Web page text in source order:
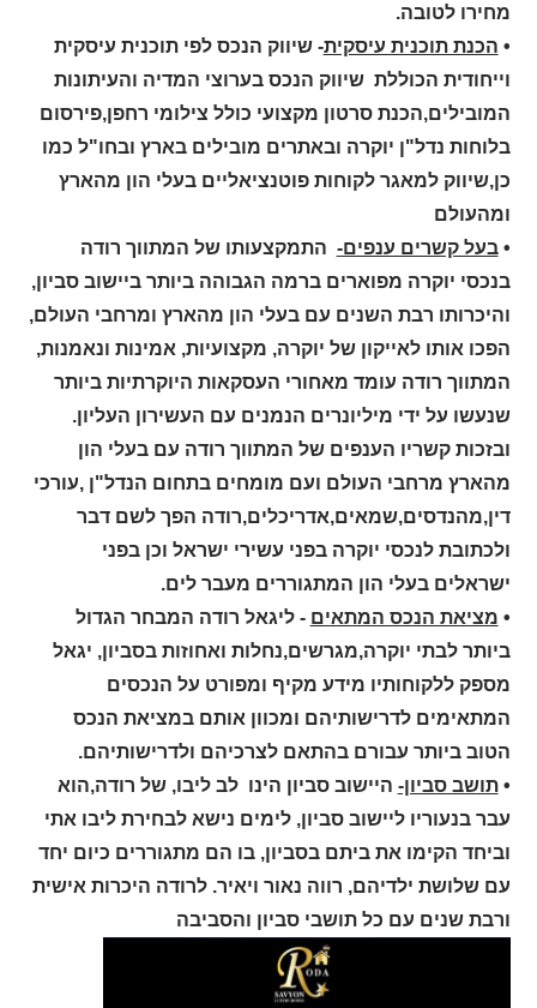
מחירו לטובה.
• הכנת תוכנית עיסקית- שיווק הנכס לפי תוכנית עיסקית
וייחודית הכוללת שיווק הנכס בערוצי המדיה והעיתונות
המובילים,הכנת סרטון מקצועי כולל צילומי רחפן,פירסום
בלוחות נדל"ן יוקרה ובאתרים מובילים בארץ ובחו"ל כמו
כן,שיווק למאגר לקוחות פוטנציאליים בעלי הון מהארץ
ומהעולם
• בעל קשרים ענפים- התמקצעותו של המתווך רודה
בנכסי יוקרה מפוארים ברמה הגבוהה ביותר ביישוב סביון,
והיכרותו רבת השנים עם בעלי הון מהארץ ומרחבי העולם,
הפכו אותו לאייקון של יוקרה, מקצועיות, אמינות ונאמנות,
המתווך רודה עומד מאחורי העסקאות היוקרתיות ביותר
שנעשו על ידי מיליונרים הנמנים עם העשירון העליון.
ובזכות קשריו הענפים של המתווך רודה עם בעלי הון
מהארץ מרחבי העולם ועם מומחים בתחום הנדל"ן ,עורכי
דין,מהנדסים,שמאים,אדריכלים,רודה הפך לשם דבר
ולכתובת לנכסי יוקרה בפני עשירי ישראל וכן בפני
ישראלים בעלי הון המתגוררים מעבר לים.
• מציאת הנכס המתאים - ליגאל רודה המבחר הגדול
ביותר לבתי יוקרה,מגרשים,נחלות ואחוזות בסביון, יגאל
מספק ללקוחותיו מידע מקיף ומפורט על הנכסים
המתאימים לדרישותיהם ומכוון אותם במציאת הנכס
הטוב ביותר עבורם בהתאם לצרכיהם ולדרישותיהם.
• תושב סביון- היישוב סביון הינו לב ליבו, של רודה,הוא
עבר בנעוריו ליישוב סביון, לימים נישא לבחירת ליבו אתי
וביחד הקימו את ביתם בסביון, בו הם מתגוררים כיום יחד
עם שלושת ילדיהם, רווה נאור ויאיר. לרודה היכרות אישית
ורבת שנים עם כל תושבי סביון והסביבה